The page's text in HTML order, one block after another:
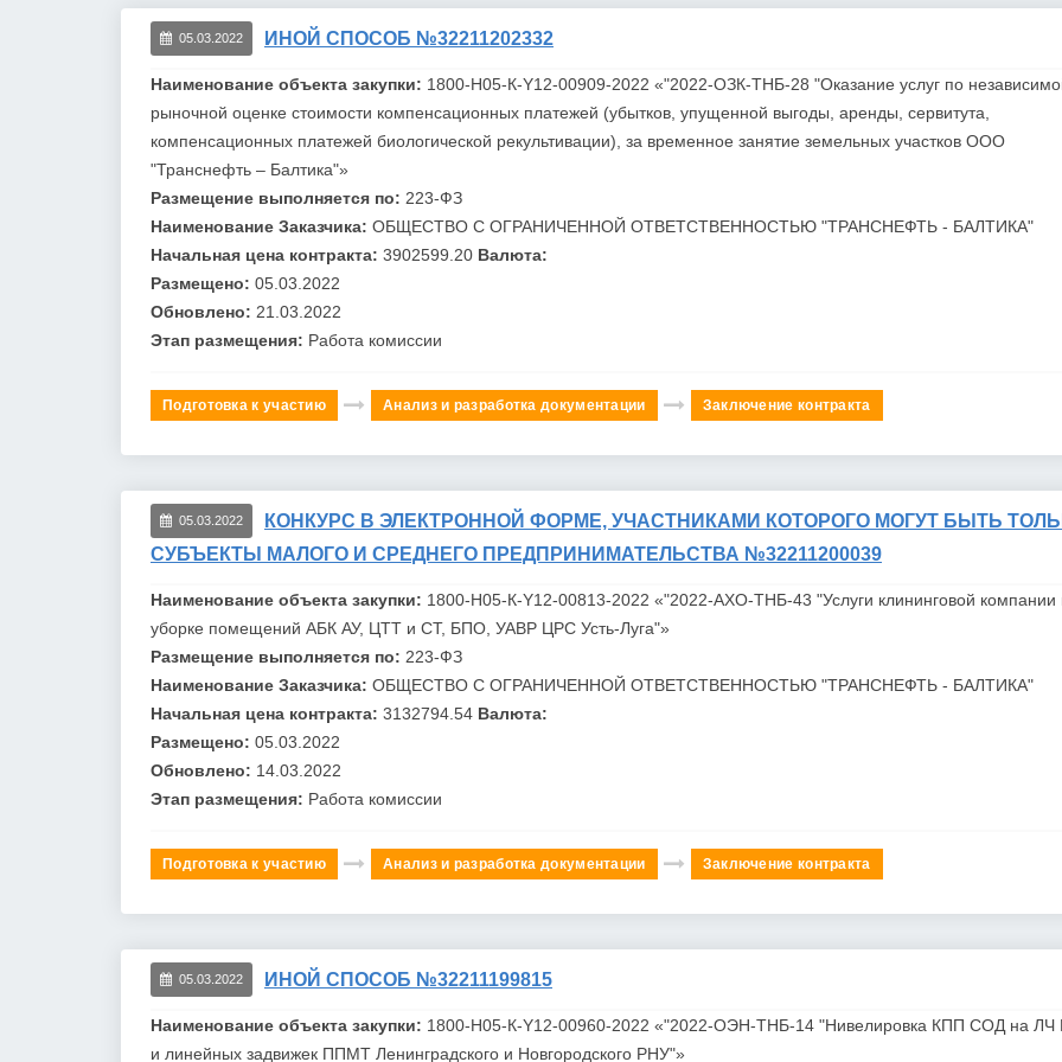
05.03.2022 ИНОЙ СПОСОБ №32211202332
Наименование объекта закупки: 1800-H05-К-Y12-00909-2022 «"2022-ОЗК-ТНБ-28 "Оказание услуг по
рыночной оценке стоимости компенсационных платежей (убытков, упущенной выгоды, аренды, сервитута,
компенсационных платежей биологической рекультивации), за временное занятие земельных участков ООО
"Транснефть – Балтика"»
Размещение выполняется по: 223-ФЗ
Наименование Заказчика: ОБЩЕСТВО С ОГРАНИЧЕННОЙ ОТВЕТСТВЕННОСТЬЮ "ТРАНСНЕФТЬ - БАЛТИКА"
Начальная цена контракта: 3902599.20 Валюта:
Размещено: 05.03.2022
Обновлено: 21.03.2022
Этап размещения: Работа комиссии
Подготовка к участию Анализ и разработка документации Заключение контракта
05.03.2022
КОНКУРС В ЭЛЕКТРОННОЙ ФОРМЕ, УЧАСТНИКАМИ КОТОРОГО МОГУТ БЫТЬ
СУБЪЕКТЫ МАЛОГО И СРЕДНЕГО ПРЕДПРИНИМАТЕЛЬСТВА №32211200039
Наименование объекта закупки: 1800-H05-К-Y12-00813-2022 «"2022-АХО-ТНБ-43 "Услуги клининговой компании
уборке помещений АБК АУ, ЦТТ и СТ, БПО, УАВР ЦРС Усть-Луга"»
Размещение выполняется по: 223-ФЗ
Наименование Заказчика: ОБЩЕСТВО С ОГРАНИЧЕННОЙ ОТВЕТСТВЕННОСТЬЮ "ТРАНСНЕФТЬ - БАЛТИКА"
Начальная цена контракта: 3132794.54 Валюта:
Размещено: 05.03.2022
Обновлено: 14.03.2022
Этап размещения: Работа комиссии
Подготовка к участию Анализ и разработка документации Заключение контракта
05.03.2022 ИНОЙ СПОСОБ №32211199815
Наименование объекта закупки: 1800-H05-К-Y12-00960-2022 «"2022-ОЭН-ТНБ-14 "Нивелировка КПП СОД на
и линейных задвижек ППМТ Ленинградского и Новгородского РНУ"»